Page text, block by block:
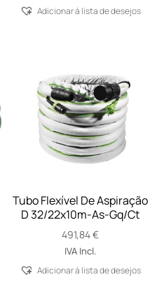
through
Adicionar á lista de desejos
Tubo Flexível De Aspiração
D 32/22x10m-As-Gq/Ct
491,84€
IVA Incl.
Adicionar á lista de desejos